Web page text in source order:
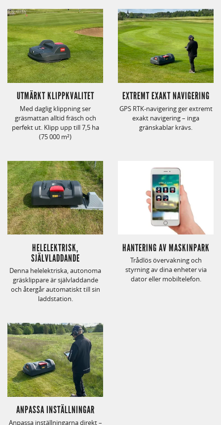
UTMÄRKT KLIPPKVALITET
Med daglig klippning ser
gräsmattan alltid fräsch och
perfekt ut. Klipp upp till 7,5 ha
(75 000 m²)
EXTREMT EXAKT NAVIGERING
GPS RTK-navigering ger extremt
exakt navigering – inga
gränskablar krävs.
HELELEKTRISK,
SJÄLVLADDANDE
Denna helelektriska, autonoma
gräsklippare är självladdande
och återgår automatiskt till sin
laddstation.
HANTERING AV MASKINPARK
Trådlös övervakning och
styrning av dina enheter via
dator eller mobiltelefon.
ANPASSA INSTÄLLNINGAR
Anpassa inställningarna direkt –